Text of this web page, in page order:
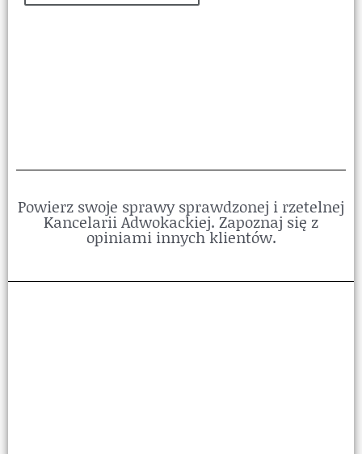
Powierz swoje sprawy sprawdzonej i rzetelnej
Kancelarii Adwokackiej. Zapoznaj się z
opiniami innych klientów.